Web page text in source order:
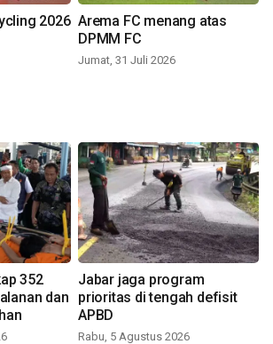
2026 Arema FC menang atas
DPMM FC
Jumat, 31 Juli 2026
352
dan
Jabar jaga program
prioritas di tengah defisit
APBD
Rabu, 5 Agustus 2026